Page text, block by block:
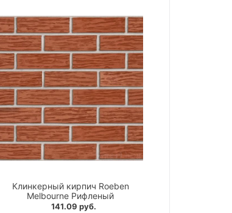
Клинкерный кирпич Roeben
Melbourne Рифленый
141.09 руб.